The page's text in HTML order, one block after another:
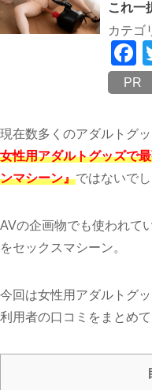
これ一
カテゴ
PR
現在数多くのアダルトグ
女性用アダルトグッズで
ンマシーン』ではないでし
AVの企画物でも使われて
をセックスマシーン。
今回は女性用アダルトグ
利用者の口コミをまとめ